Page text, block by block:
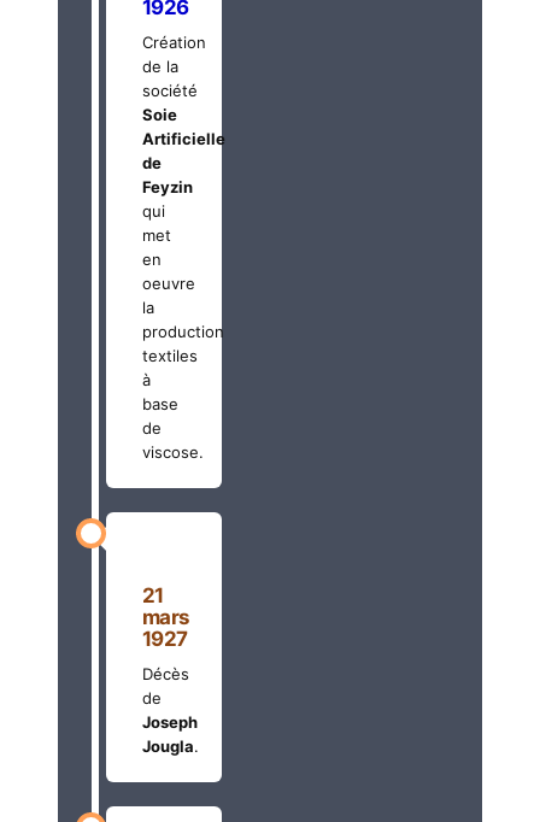
1926
Création
de la
société
Soie
Artificielle
de
Feyzin
qui
met
en
oeuvre
la
production
textiles
à
base
de
viscose.
21
mars
1927
Décès
de
Joseph
Jougla.